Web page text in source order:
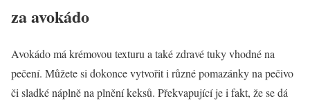
za avokádo
Avokádo má krémovou texturu a také zdravé tuky vhodné na
pečení. Můžete si dokonce vytvořit i různé pomazánky na pečivo
či sladké náplně na plnění keksů. Překvapující je i fakt, že se dá